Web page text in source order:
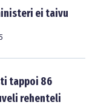
ei taivu
tappoi 86
rehenteli